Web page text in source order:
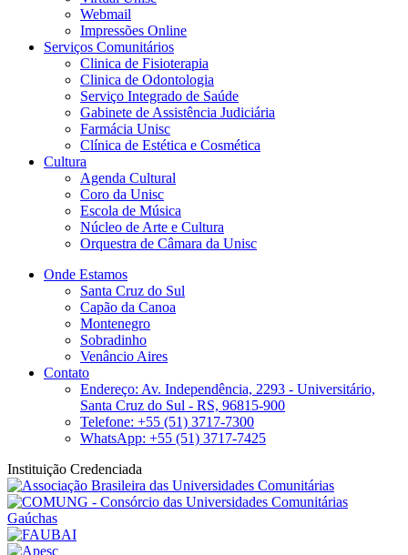
Webmail
Impressões Online
Serviços Comunitários
Clinica de Fisioterapia
Clinica de Odontologia
Serviço Integrado de Saúde
Gabinete de Assistência Judiciária
Farmácia Unisc
Clínica de Estética e Cosmética
Cultura
Agenda Cultural
Coro da Unisc
Escola de Música
Núcleo de Arte e Cultura
Orquestra de Câmara da Unisc
Onde Estamos
Santa Cruz do Sul
Capão da Canoa
Montenegro
Sobradinho
Venâncio Aires
Contato
Endereço: Av. Independência, 2293 - Universitário,
Santa Cruz do Sul - RS, 96815-900
Telefone: +55 (51) 3717-7300
WhatsApp: +55 (51) 3717-7425
Instituição Credenciada